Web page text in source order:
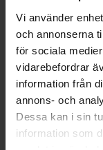
Vi använder
och annonserna
för sociala
vidarebefordrar
information från
annons- och
Dessa kan i sin
information som
Boka
Välj tjänst, se
på typ av
Reparation